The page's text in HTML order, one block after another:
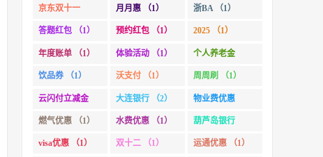
「杭州银行」信用卡 月月惠生活 消费达标莹华为PuraX MateBook14等好礼
「杭州银行」社保卡(市民卡)专属福利
「徽商银行」1分乘公交,徽商银行乘车码，承包你的秋日趣味出行[限合肥]
「杭州银行」信用卡 双十一省钱攻略 更有国补专场
「惠州农商行」境外消费满500元立减18元
「 广发基金」查看2024年度投资账单 最高抽88.88元红包
（1） （1） （2）
京东双十一
（1）
月月惠 （1） 浙BA （1）
答题红包 （1） 预约红包 （1） 2025 （1）
年度账单 （1） 体验活动 （1） 个人养老金
（1）
饮品券 （1） 沃支付 （1） 周周刷 （1）
云闪付立减金
（1）
大连银行 （2） 物业费优惠
（1）
燃气优惠 （1） 水费优惠 （1） 葫芦岛银行
（1）
visa优惠 （1） 双十二 （1） 运通优惠 （1）